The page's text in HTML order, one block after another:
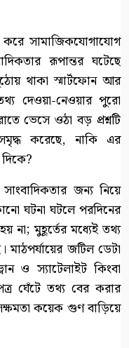
সামাজিকযোগাযোগ
রূপান্তর ঘটেছে
থাকা স্মার্টফোন আর
দেওয়া-নেওয়ার পুরো
ভেসে ওঠা বড় প্রশ্নটি
করেছে, নাকি এর
জন্য নিয়ে
ঘটনা ঘটলে পরদিনের
না; মুহূর্তের মধ্যেই তথ্য
জটিল ডেটা
ও স্যাটেলাইট কিংবা
ঘেঁটে তথ্য বের করার
কয়েক গুণ বাড়িয়ে